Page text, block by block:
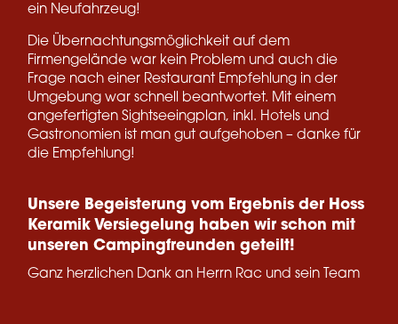
ein Neufahrzeug!
Die Übernachtungsmöglichkeit auf dem
Firmengelände war kein Problem und auch die
Frage nach einer Restaurant Empfehlung in der
Umgebung war schnell beantwortet. Mit einem
angefertigten Sightseeingplan, inkl. Hotels und
Gastronomien ist man gut aufgehoben – danke für
die Empfehlung!
Unsere Begeisterung vom Ergebnis der Hoss
Keramik Versiegelung haben wir schon mit
unseren Campingfreunden geteilt!
Ganz herzlichen Dank an Herrn Rac und sein Team